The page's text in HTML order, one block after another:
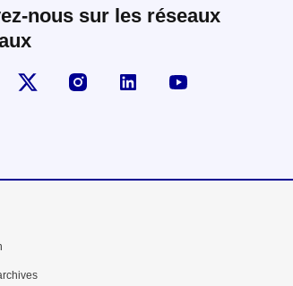
nous sur les réseaux
Suivez-nous sur Facebook
Visiter la page XVisiter la page Instagram
linkedin